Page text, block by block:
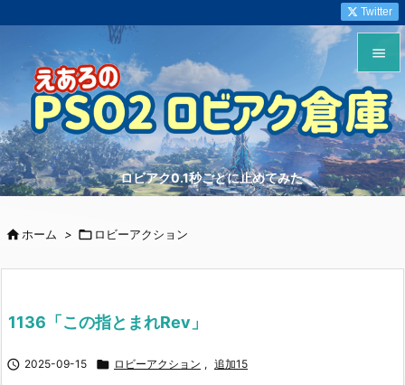
ロビアク0.1秒ごとに止めてみた


メニュ

サイド


Twitter
ホーム >  ロビーアクション
1136「この指とまれRev」
 2025-09-15  ロビーアクション , 追加15